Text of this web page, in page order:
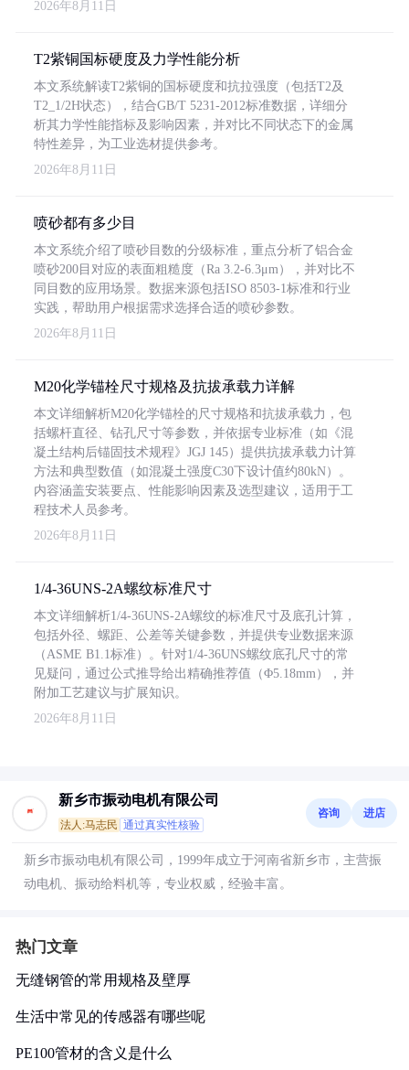
2026年8月11日
T2紫铜国标硬度及力学性能分析
本文系统解读T2紫铜的国标硬度和抗拉强度（包括T2及
T2_1/2H状态），结合GB/T 5231-2012标准数据，详细分
析其力学性能指标及影响因素，并对比不同状态下的金属
特性差异，为工业选材提供参考。
2026年8月11日
喷砂都有多少目
本文系统介绍了喷砂目数的分级标准，重点分析了铝合金
喷砂200目对应的表面粗糙度（Ra 3.2-6.3μm），并对比不
同目数的应用场景。数据来源包括ISO 8503-1标准和行业
实践，帮助用户根据需求选择合适的喷砂参数。
2026年8月11日
M20化学锚栓尺寸规格及抗拔承载力详解
本文详细解析M20化学锚栓的尺寸规格和抗拔承载力，包
括螺杆直径、钻孔尺寸等参数，并依据专业标准（如《混
凝土结构后锚固技术规程》JGJ 145）提供抗拔承载力计算
方法和典型数值（如混凝土强度C30下设计值约80kN）。
内容涵盖安装要点、性能影响因素及选型建议，适用于工
程技术人员参考。
2026年8月11日
1/4-36UNS-2A螺纹标准尺寸
本文详细解析1/4-36UNS-2A螺纹的标准尺寸及底孔计算，
包括外径、螺距、公差等关键参数，并提供专业数据来源
（ASME B1.1标准）。针对1/4-36UNS螺纹底孔尺寸的常
见疑问，通过公式推导给出精确推荐值（Φ5.18mm），并
附加工艺建议与扩展知识。
2026年8月11日
新乡市振动电机有限公司
法人:马志民 通过真实性核验
咨询 进店
新乡市振动电机有限公司，1999年成立于河南省新乡市，主营振
动电机、振动给料机等，专业权威，经验丰富。
热门文章
无缝钢管的常用规格及壁厚
生活中常见的传感器有哪些呢
PE100管材的含义是什么